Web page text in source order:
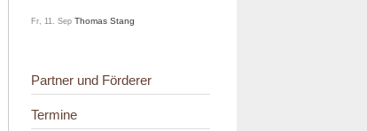
Fr, 11. Sep Thomas Stang
Partner und Förderer
Termine